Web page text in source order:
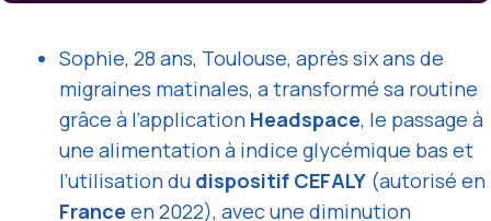
Sophie, 28 ans, Toulouse, après six ans de
migraines matinales, a transformé sa routine
grâce à l’application Headspace, le passage à
une alimentation à indice glycémique bas et
l’utilisation du dispositif CEFALY (autorisé en
France en 2022), avec une diminution